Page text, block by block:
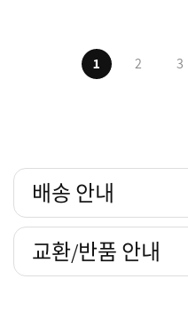
1 2 3
배송 안내
교환/반품 안내